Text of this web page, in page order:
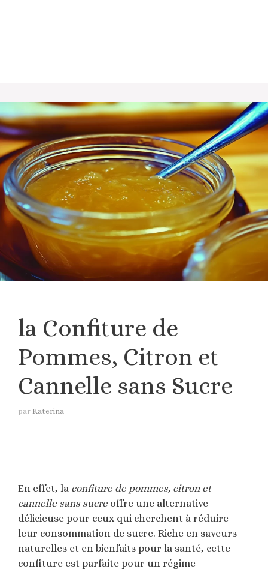
la Confiture de
Pommes, Citron et
Cannelle sans Sucre
par Katerina
En effet, la confiture de pommes, citron et
cannelle sans sucre offre une alternative
délicieuse pour ceux qui cherchent à réduire
leur consommation de sucre. Riche en saveurs
naturelles et en bienfaits pour la santé, cette
confiture est parfaite pour un régime